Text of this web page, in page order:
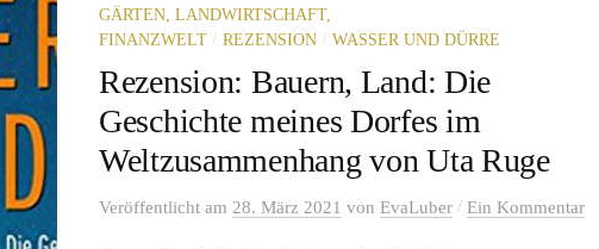
GÄRTEN, LANDWIRTSCHAFT,
FINANZWELT / REZENSION / WASSER UND DÜRRE
Rezension: Bauern, Land: Die
Geschichte meines Dorfes im
Weltzusammenhang von Uta Ruge
Veröffentlicht am 28. März 2021 von EvaLuber / Ein Kommentar